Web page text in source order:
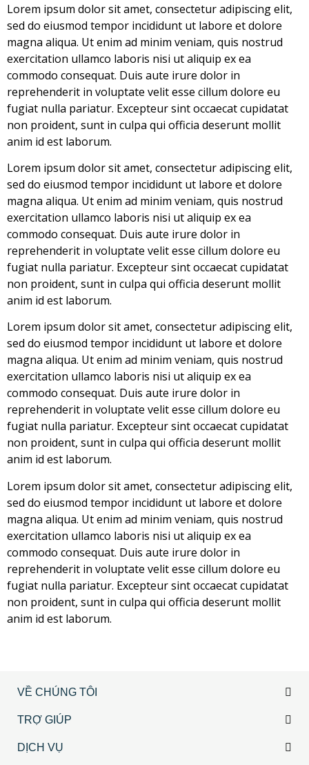
Lorem ipsum dolor sit amet, consectetur adipiscing elit,
sed do eiusmod tempor incididunt ut labore et dolore
magna aliqua. Ut enim ad minim veniam, quis nostrud
exercitation ullamco laboris nisi ut aliquip ex ea
commodo consequat. Duis aute irure dolor in
reprehenderit in voluptate velit esse cillum dolore eu
fugiat nulla pariatur. Excepteur sint occaecat cupidatat
non proident, sunt in culpa qui officia deserunt mollit
anim id est laborum.
Lorem ipsum dolor sit amet, consectetur adipiscing elit,
sed do eiusmod tempor incididunt ut labore et dolore
magna aliqua. Ut enim ad minim veniam, quis nostrud
exercitation ullamco laboris nisi ut aliquip ex ea
commodo consequat. Duis aute irure dolor in
reprehenderit in voluptate velit esse cillum dolore eu
fugiat nulla pariatur. Excepteur sint occaecat cupidatat
non proident, sunt in culpa qui officia deserunt mollit
anim id est laborum.
Lorem ipsum dolor sit amet, consectetur adipiscing elit,
sed do eiusmod tempor incididunt ut labore et dolore
magna aliqua. Ut enim ad minim veniam, quis nostrud
exercitation ullamco laboris nisi ut aliquip ex ea
commodo consequat. Duis aute irure dolor in
reprehenderit in voluptate velit esse cillum dolore eu
fugiat nulla pariatur. Excepteur sint occaecat cupidatat
non proident, sunt in culpa qui officia deserunt mollit
anim id est laborum.
Lorem ipsum dolor sit amet, consectetur adipiscing elit,
sed do eiusmod tempor incididunt ut labore et dolore
magna aliqua. Ut enim ad minim veniam, quis nostrud
exercitation ullamco laboris nisi ut aliquip ex ea
commodo consequat. Duis aute irure dolor in
reprehenderit in voluptate velit esse cillum dolore eu
fugiat nulla pariatur. Excepteur sint occaecat cupidatat
non proident, sunt in culpa qui officia deserunt mollit
anim id est laborum.
VỀ CHÚNG TÔI
TRỢ GIÚP
DỊCH VỤ